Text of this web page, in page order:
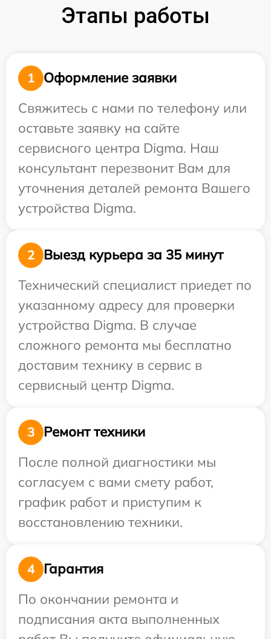
Этапы работы
1
Оформление заявки
Свяжитесь с нами по телефону или
оставьте заявку на сайте
сервисного центра Digma. Наш
консультант перезвонит Вам для
уточнения деталей ремонта Вашего
устройства Digma.
2
Выезд курьера за 35 минут
Технический специалист приедет по
указанному адресу для проверки
устройства Digma. В случае
сложного ремонта мы бесплатно
доставим технику в сервис в
сервисный центр Digma.
3
Ремонт техники
После полной диагностики мы
согласуем с вами смету работ,
график работ и приступим к
восстановлению техники.
4
Гарантия
По окончании ремонта и
подписания акта выполненных